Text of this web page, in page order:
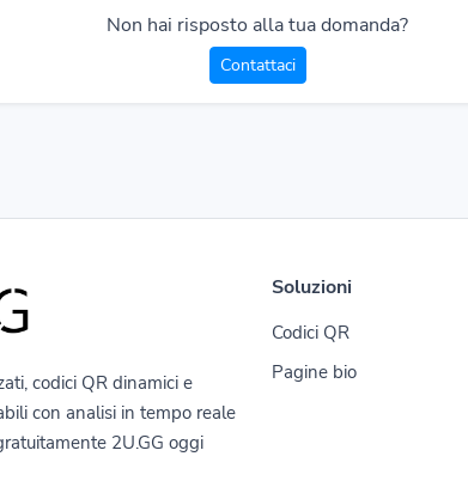
Non hai risposto alla tua domanda?
Contattaci
codici QR dinamici e
con analisi in tempo reale
2U.GG oggi
Soluzioni
Codici QR
Pagine bio